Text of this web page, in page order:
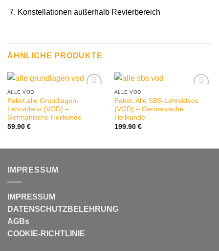
Konstellationen außerhalb Revierbereich
ÄHNLICHE PRODUKTE
ALLE VOD
Paket alle Grundlagen-
Lehrvideos (VOD) –
Germanische Heilkunde
59.90 €
ALLE VOD
Paket: Alle SBS-Lehrvideos
(VOD) – Germanische
Heilkunde
199.90 €
IMPRESSUM
IMPRESSUM
DATENSCHUTZBELEHRUNG
AGBs
COOKIE-RICHTLINIE